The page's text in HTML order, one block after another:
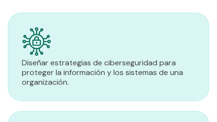
Diseñar estrategias de ciberseguridad para
proteger la información y los sistemas de una
organización.